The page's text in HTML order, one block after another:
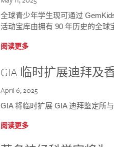
全球青少年学生现可通过
活动宝库由拥有 90 年历史的全球
阅读更多
GIA 临时扩展迪拜及
April 6, 2025
GIA 将临时扩展 GIA 迪拜鉴定所
阅读更多